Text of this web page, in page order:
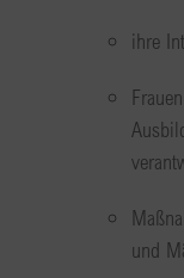
ihre
und